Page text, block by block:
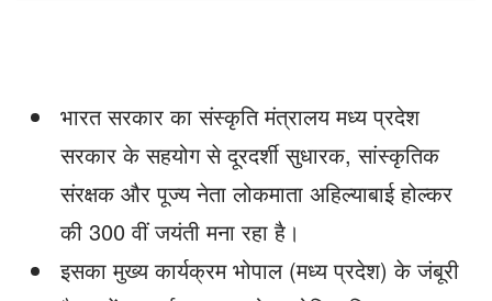
भारत सरकार का संस्कृति मंत्रालय मध्य प्रदेश
सरकार के सहयोग से दूरदर्शी सुधारक, सांस्कृतिक
संरक्षक और पूज्य नेता लोकमाता अहिल्याबाई होल्कर
की 300 वीं जयंती मना रहा है।
इसका मुख्य कार्यक्रम भोपाल (मध्य प्रदेश) के जंबूरी